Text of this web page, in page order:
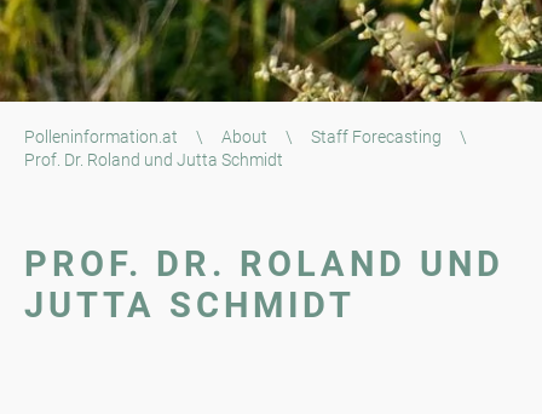
Polleninformation.at \ About \ Staff Forecasting
\
Prof. Dr. Roland und Jutta Schmidt
PROF. DR. ROLAND UND
JUTTA SCHMIDT